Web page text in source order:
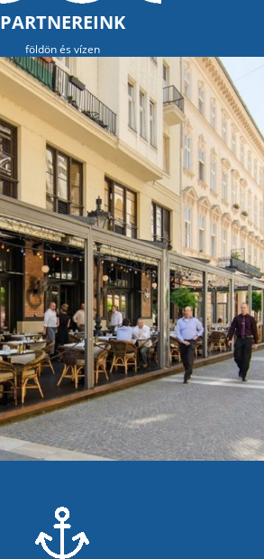
PARTNEREINK
földön és vízen